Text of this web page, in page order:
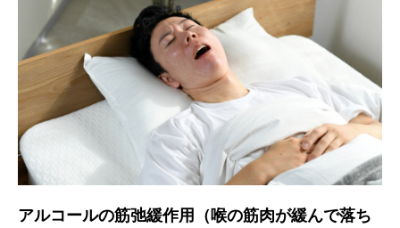
アルコールの筋弛緩作用（喉の筋肉が緩んで落ち